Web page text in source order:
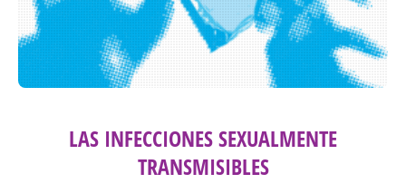
LAS INFECCIONES SEXUALMENTE
TRANSMISIBLES